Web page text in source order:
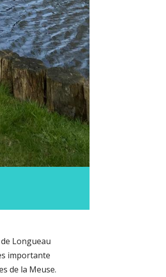
Longueau
importante
de la Meuse.